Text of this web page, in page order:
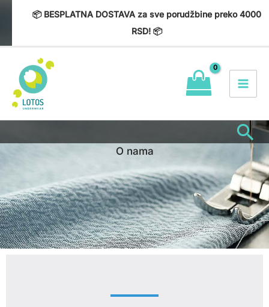
📦 BESPLATNA DOSTAVA za sve porudžbine preko 4000
RSD! 📦
O nama